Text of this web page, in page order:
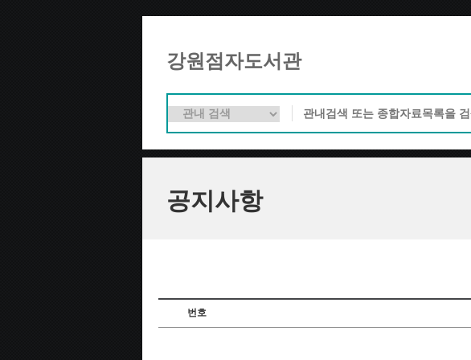
강원점자도서관
공지사항
번호